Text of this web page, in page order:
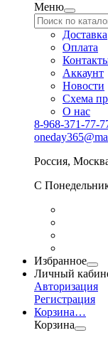
Меню
Доставка
Оплата
Аккаунт
Новости
Схема
О нас
8-968-371-77-
Россия,
С
Избранное
Личный
Авторизация
Регистрация
Корзина…
Корзина